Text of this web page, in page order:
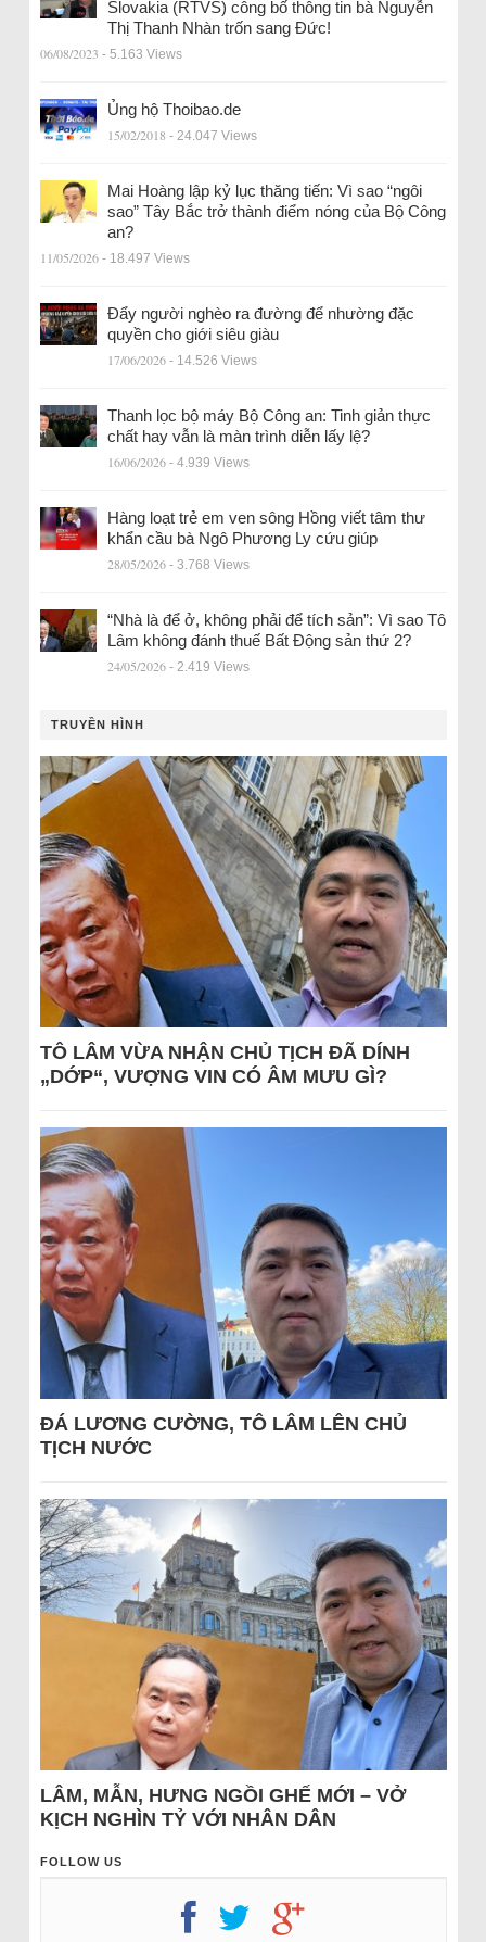
Slovakia (RTVS) công bố thông tin bà Nguyễn
Thị Thanh Nhàn trốn sang Đức!
06/08/2023 - 5.163 Views
Ủng hộ Thoibao.de
15/02/2018 - 24.047 Views
Mai Hoàng lập kỷ lục thăng tiến: Vì sao “ngôi
sao” Tây Bắc trở thành điểm nóng của Bộ Công
an?
11/05/2026 - 18.497 Views
Đẩy người nghèo ra đường để nhường đặc
quyền cho giới siêu giàu
17/06/2026 - 14.526 Views
Thanh lọc bộ máy Bộ Công an: Tinh giản thực
chất hay vẫn là màn trình diễn lấy lệ?
16/06/2026 - 4.939 Views
Hàng loạt trẻ em ven sông Hồng viết tâm thư
khẩn cầu bà Ngô Phương Ly cứu giúp
28/05/2026 - 3.768 Views
“Nhà là để ở, không phải để tích sản”: Vì sao Tô
Lâm không đánh thuế Bất Động sản thứ 2?
24/05/2026 - 2.419 Views
TRUYỀN HÌNH
TÔ LÂM VỪA NHẬN CHỦ TỊCH ĐÃ DÍNH
„DỚP“, VƯỢNG VIN CÓ ÂM MƯU GÌ?
ĐÁ LƯƠNG CƯỜNG, TÔ LÂM LÊN CHỦ
TỊCH NƯỚC
LÂM, MẪN, HƯNG NGỒI GHẾ MỚI – VỞ
KỊCH NGHÌN TỶ VỚI NHÂN DÂN
FOLLOW US